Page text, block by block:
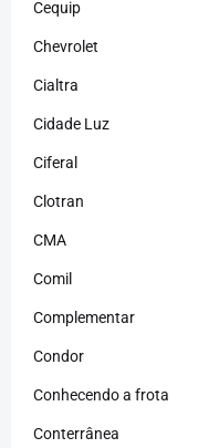
Cequip
Chevrolet
Cialtra
Cidade Luz
Ciferal
Clotran
CMA
Comil
Complementar
Condor
Conhecendo a frota
Conterrânea